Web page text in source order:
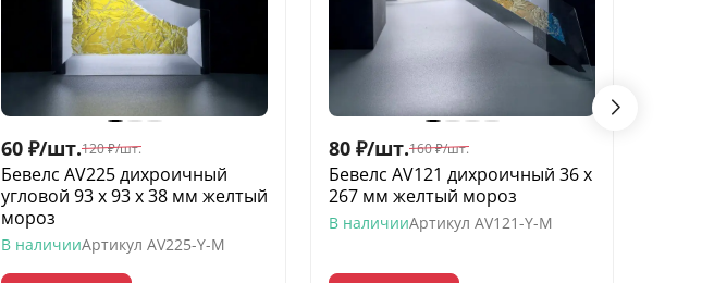
60 ₽/шт.120 ₽/шт.
Бевелс AV225 дихроичный
угловой 93 х 93 х 38 мм желтый
мороз
В наличииАртикул AV225-Y-M
80 ₽/шт.160 ₽/шт.
Бевелс AV121 дихроичный 36 х
267 мм желтый мороз
В наличииАртикул AV121-Y-M